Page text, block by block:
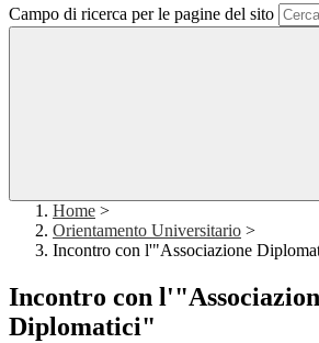
Campo di ricerca per le pagine del sito
Home >
Orientamento Universitario >
Incontro con l'"Associazione
Incontro con
Diplomatici"